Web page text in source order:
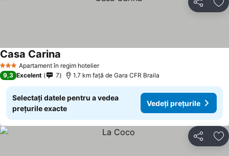
Distribuiți
3 SteleApartament în regim hotelier
Casa Carina
9,3 Excelent 7 1.7 km faţă de Gara CFR Braila
Selectați datele pentru a vedea
prețurile exacte
Vedeți prețurile
Distribuiți